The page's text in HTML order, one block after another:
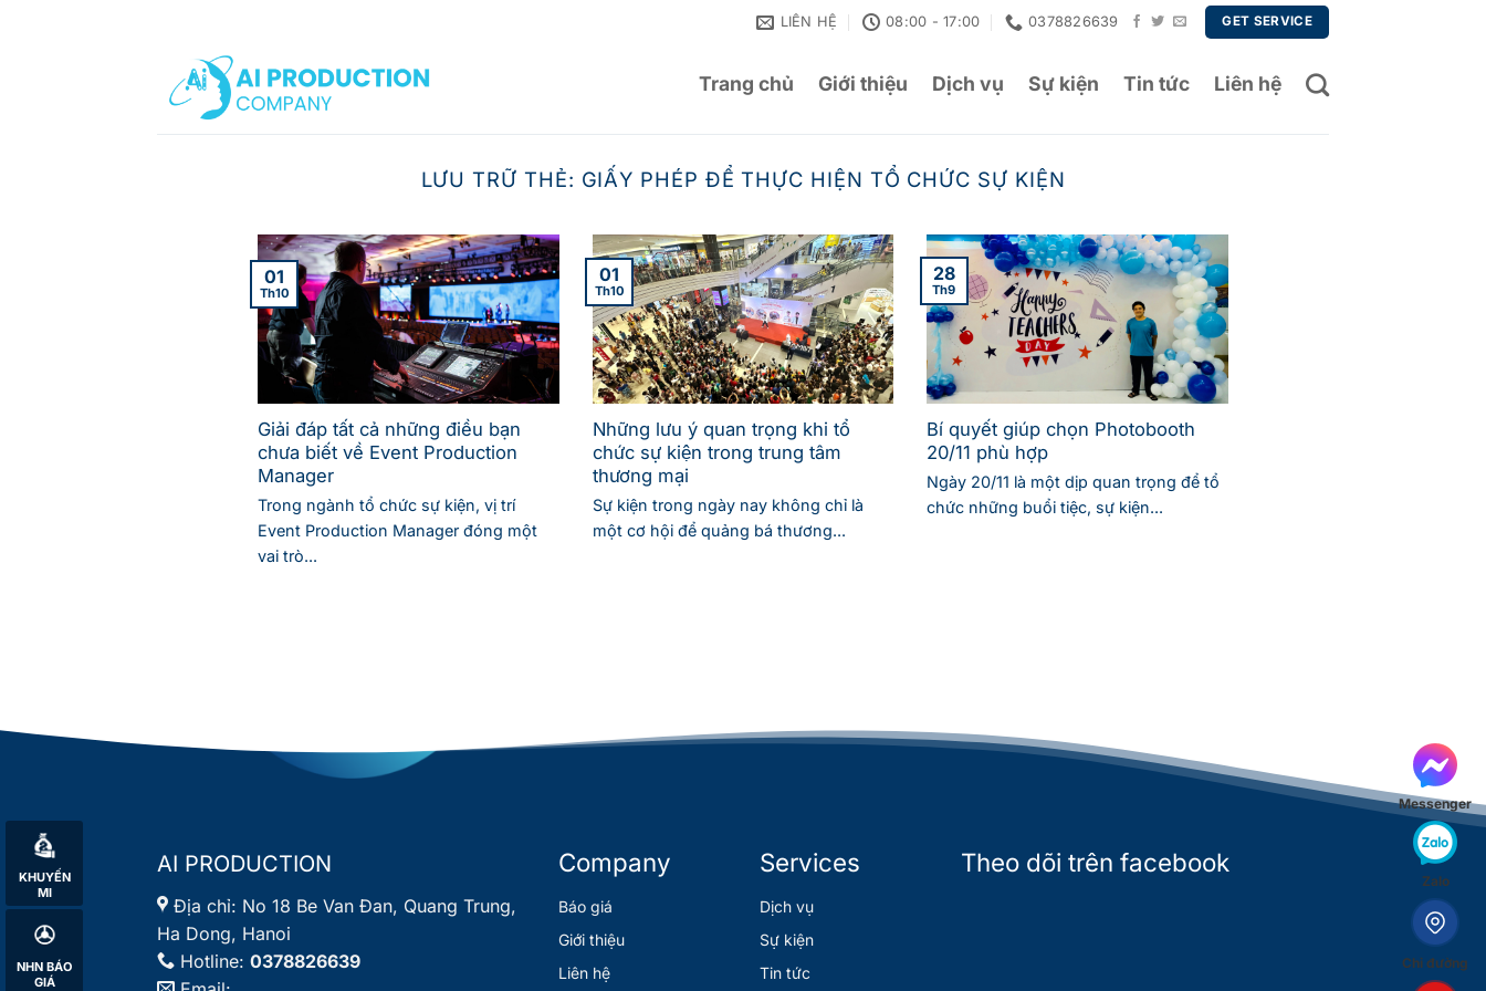
LIÊN HỆ 08:00 - 17:00 0378826639 GET SERVICE
Trang chủ Giới thiệu Dịch vụ Sự kiện Tin tức Liên hệ
LƯU TRỮ THẺ: GIẤY PHÉP ĐỂ THỰC HIỆN TỔ CHỨC SỰ KIỆN
Giải đáp tất cả những điều bạn
chưa biết về Event Production
Manager
Trong ngành tổ chức sự kiện, vị trí
Event Production Manager đóng một
vai trò...
01
Th10
Những lưu ý quan trọng khi tổ
chức sự kiện trong trung tâm
thương mại
Sự kiện trong ngày nay không chỉ là
một cơ hội để quảng bá thương...
01
Th10
Bí quyết giúp chọn Photobooth
20/11 phù hợp
Ngày 20/11 là một dịp quan trọng để tổ
chức những buổi tiệc, sự kiện...
28
Th9
AI PRODUCTION
Địa chỉ: No 18 Be Van Đan, Quang Trung,
Ha Dong, Hanoi
Hotline: 0378826639
Company
Báo giá
Giới thiệu
Liên hệ
Services
Dịch vụ
Sự kiện
Tin tức
Theo dõi trên facebook
Messenger
Zalo
Chỉ đường
KHUYẾN
MI
NHN BÁO
GIÁ